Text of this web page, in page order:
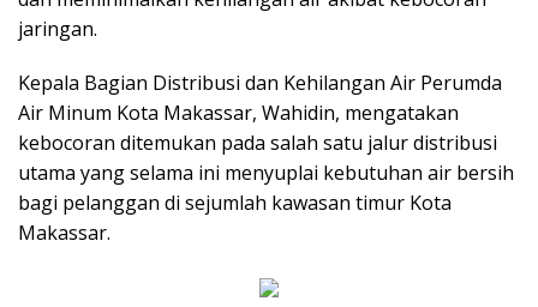
jaringan.
Kepala Bagian Distribusi dan Kehilangan Air Perumda
Air Minum Kota Makassar, Wahidin, mengatakan
kebocoran ditemukan pada salah satu jalur distribusi
utama yang selama ini menyuplai kebutuhan air bersih
bagi pelanggan di sejumlah kawasan timur Kota
Makassar.